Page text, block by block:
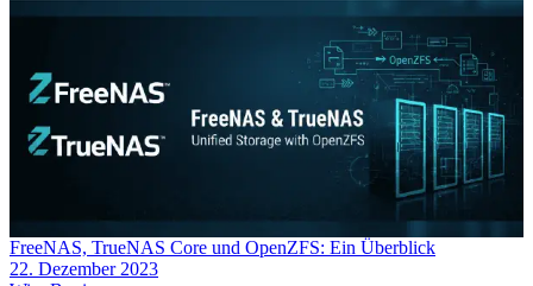
FreeNAS, TrueNAS Core und OpenZFS: Ein Überblick
22. Dezember 2023